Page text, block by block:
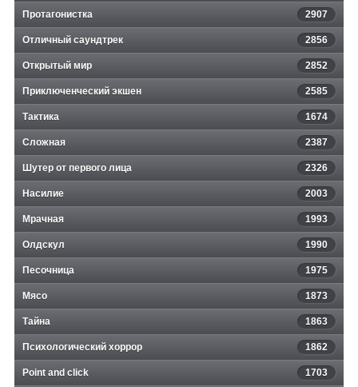
Протагонистка 2907
Отличный саундтрек 2856
Открытый мир 2852
Приключенческий экшен 2585
Тактика 1674
Сложная 2387
Шутер от первого лица 2326
Насилие 2003
Мрачная 1993
Олдскул 1990
Песочница 1975
Мясо 1873
Тайна 1863
Психологический хоррор 1862
Point and click 1703